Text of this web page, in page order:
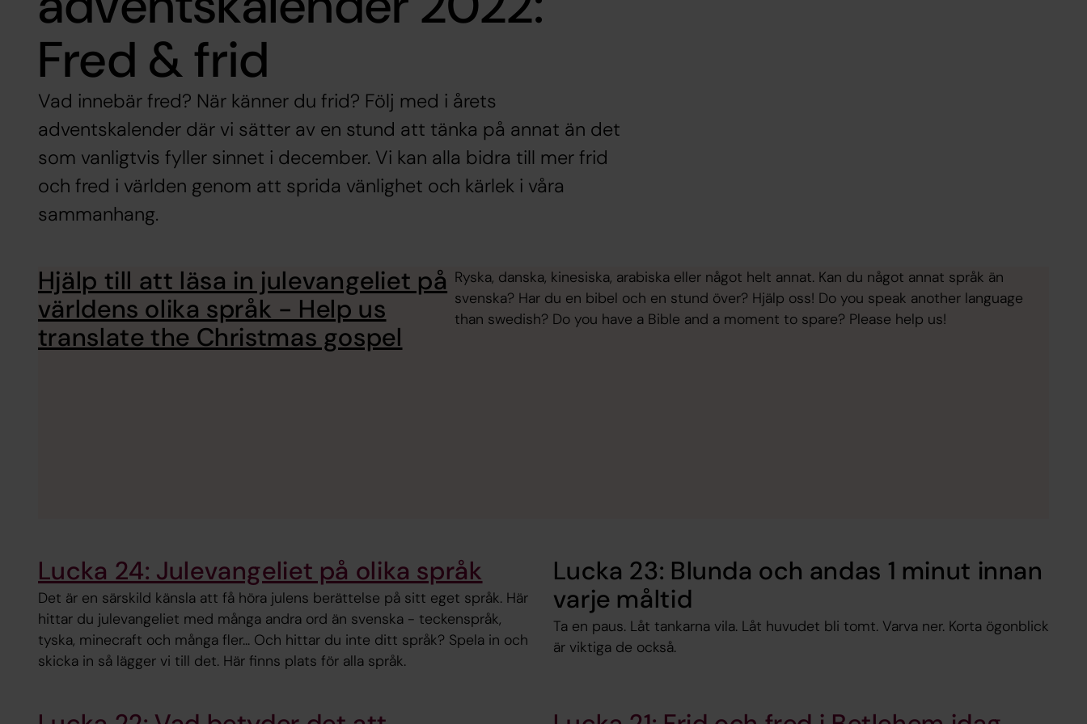
Fred & frid
Vad innebär fred? När känner du frid? Följ med i årets
adventskalender där vi sätter av en stund att tänka på annat än det
som vanligtvis fyller sinnet i december. Vi kan alla bidra till mer frid
och fred i världen genom att sprida vänlighet och kärlek i våra
sammanhang.
Hjälp till att läsa in julevangeliet på
världens olika språk - Help us
translate the Christmas gospel
Ryska, danska, kinesiska, arabiska eller något helt annat. Kan du något annat språk än
svenska? Har du en bibel och en stund över? Hjälp oss! Do you speak another language
than swedish? Do you have a Bible and a moment to spare? Please help us!
Lucka 24: Julevangeliet på olika språk
Det är en särskild känsla att få höra julens berättelse på sitt eget språk. Här
hittar du julevangeliet med många andra ord än svenska - teckenspråk,
tyska, minecraft och många fler... Och hittar du inte ditt språk? Spela in och
skicka in så lägger vi till det. Här finns plats för alla språk.
Lucka 23: Blunda och andas 1 minut innan
varje måltid
Ta en paus. Låt tankarna vila. Låt huvudet bli tomt. Varva ner. Korta ögonblick
är viktiga de också.